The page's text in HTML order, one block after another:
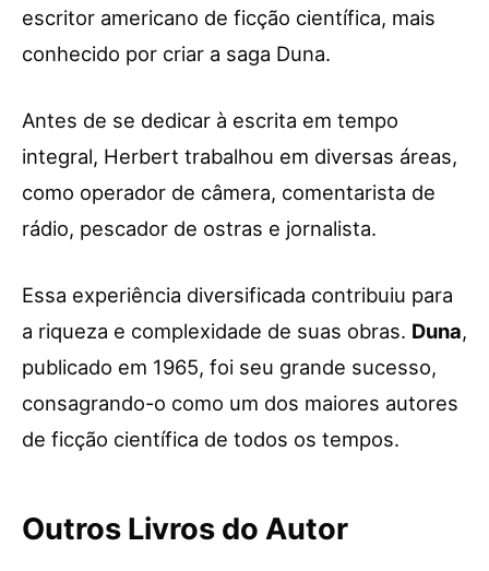
escritor americano de ficção científica, mais
conhecido por criar a saga Duna.
Antes de se dedicar à escrita em tempo
integral, Herbert trabalhou em diversas áreas,
como operador de câmera, comentarista de
rádio, pescador de ostras e jornalista.
Essa experiência diversificada contribuiu para
a riqueza e complexidade de suas obras. Duna,
publicado em 1965, foi seu grande sucesso,
consagrando-o como um dos maiores autores
de ficção científica de todos os tempos.
Outros Livros do Autor